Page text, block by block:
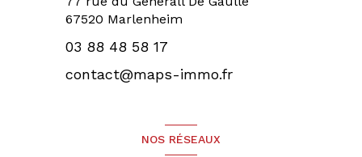
67520 Marlenheim
03 88 48 58 17
contact@maps-immo.fr
NOS RÉSEAUX